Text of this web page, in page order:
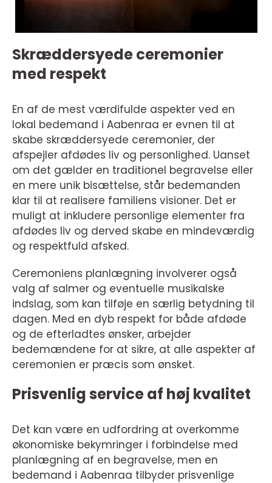
Skræddersyede ceremonier
med respekt
En af de mest værdifulde aspekter ved en
lokal bedemand i Aabenraa er evnen til at
skabe skræddersyede ceremonier, der
afspejler afdødes liv og personlighed. Uanset
om det gælder en traditionel begravelse eller
en mere unik bisættelse, står bedemanden
klar til at realisere familiens visioner. Det er
muligt at inkludere personlige elementer fra
afdødes liv og derved skabe en mindeværdig
og respektfuld afsked.
Ceremoniens planlægning involverer også
valg af salmer og eventuelle musikalske
indslag, som kan tilføje en særlig betydning til
dagen. Med en dyb respekt for både afdøde
og de efterladtes ønsker, arbejder
bedemændene for at sikre, at alle aspekter af
ceremonien er præcis som ønsket.
Prisvenlig service af høj kvalitet
Det kan være en udfordring at overkomme
økonomiske bekymringer i forbindelse med
planlægning af en begravelse, men en
bedemand i Aabenraa tilbyder prisvenlige